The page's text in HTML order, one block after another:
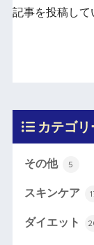
記事を投稿して
カテゴリ
その他 5
スキンケア
ダイエット